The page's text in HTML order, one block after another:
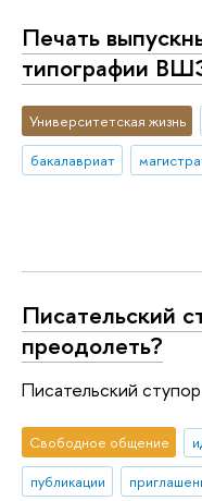
Печать
типографии
Университетская жизнь
бакалавриат
Писательский
преодолеть?
Писательский
Свободное общение
публикации